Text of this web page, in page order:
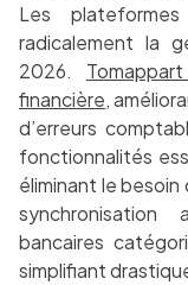
Les
radicalement la
2026.
financière,
d’erreurs
fonctionnalités
éliminant le
bancaires
simplifiant